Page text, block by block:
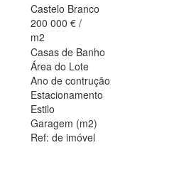
Castelo Branco
200 000 € /
m2
Casas de Banho
Área do Lote
Ano de contrução
Estacionamento
Estilo
Garagem (m2)
Ref: de imóvel